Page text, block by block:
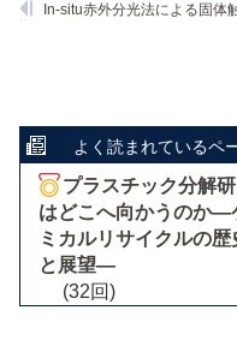
In-situ赤外分光法による固体
よく読まれているペ
プラスチック分解
はどこへ向かうのか―
ミカルリサイクルの歴
と展望―
(32回)